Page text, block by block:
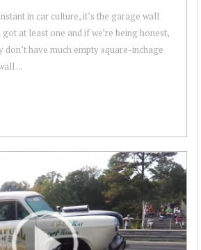
in car culture, it’s the garage wall
got at least one and if we’re being honest,
have much empty square-inchage
...